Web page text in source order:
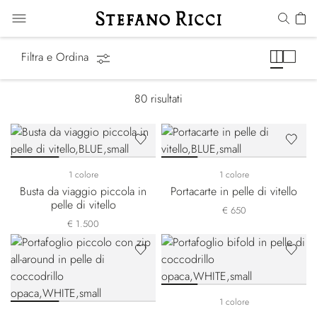
Filtra e Ordina
80 risultati
1 colore
Busta da viaggio piccola in
pelle di vitello
€ 1.500
1 colore
Portacarte in pelle di vitello
€ 650
1 colore